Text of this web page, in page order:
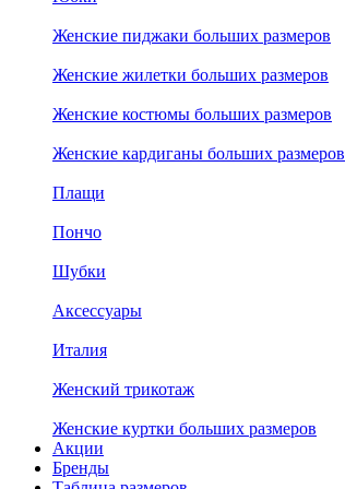
Женские пиджаки больших размеров
Женские жилетки больших размеров
Женские костюмы больших размеров
Женские кардиганы больших размеров
Плащи
Пончо
Шубки
Аксессуары
Италия
Женский трикотаж
Женские куртки больших размеров
Акции
Бренды